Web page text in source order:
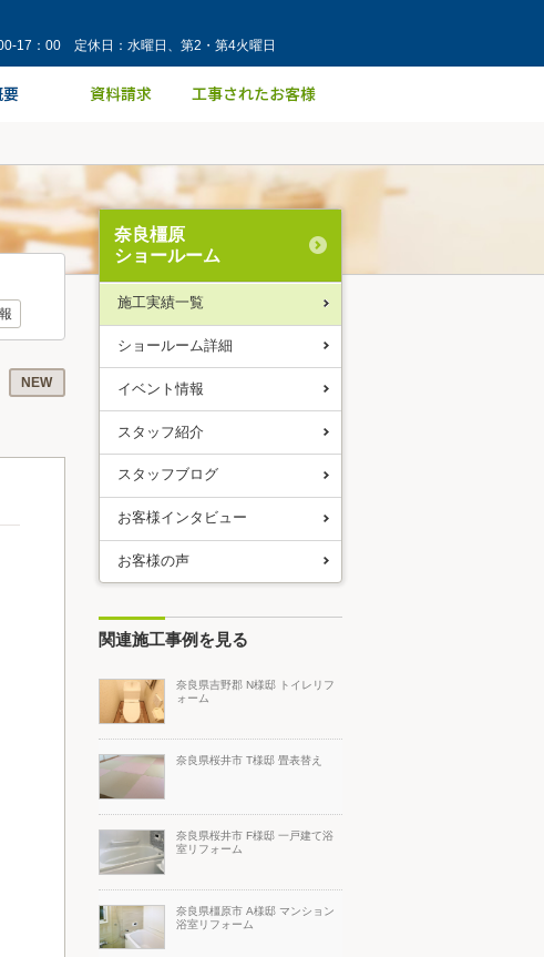
17：00 定休日：水曜日、第2・第4火曜日
NEW
奈良橿原
ショールーム
施工実績一覧
ショールーム詳細
イベント情報
スタッフ紹介
スタッフブログ
お客様インタビュー
お客様の声
関連施工事例を見る
奈良県吉野郡 N様邸 トイレリフ
ォーム
奈良県桜井市 T様邸 畳表替え
奈良県桜井市 F様邸 一戸建て浴
室リフォーム
奈良県橿原市 A様邸 マンション
浴室リフォーム